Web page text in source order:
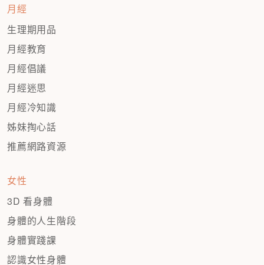
月經
生理期用品
月經教育
月經倡議
月經迷思
月經冷知識
姊妹掏心話
推薦網路資源
女性
3D 看身體
身體的人生階段
身體實踐課
認識女性身體